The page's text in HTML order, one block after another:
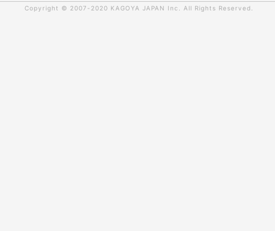
Copyright © 2007-2020 KAGOYA JAPAN Inc. All Rights Reserved.